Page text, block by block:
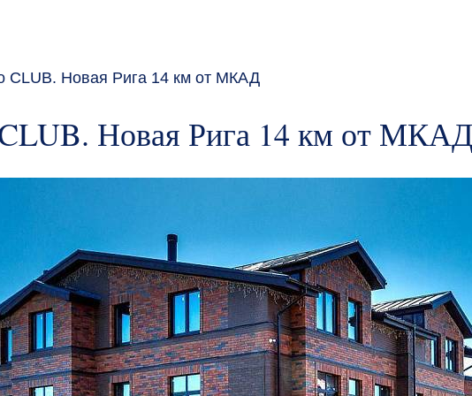
CLUB. Новая Рига 14 км от МКАД
Новая Рига 14 км от